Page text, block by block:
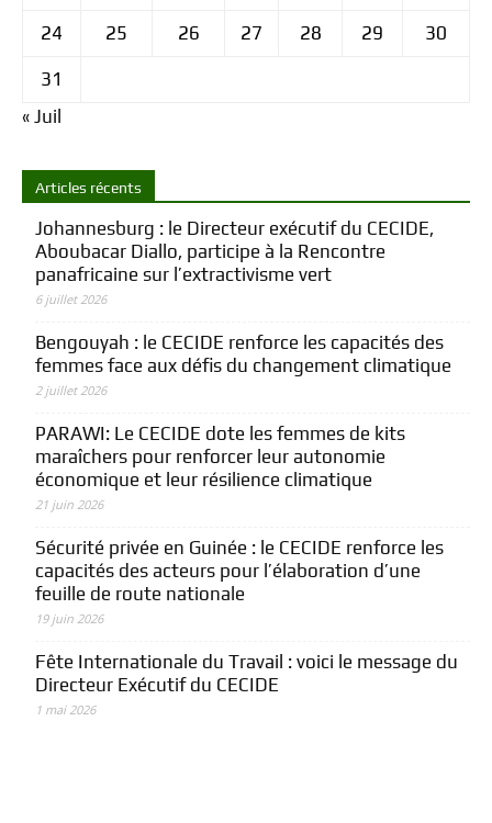
24 25 26 27 28 29 30
31
« Juil
Articles récents
Johannesburg : le Directeur exécutif du CECIDE,
Aboubacar Diallo, participe à la Rencontre
panafricaine sur l’extractivisme vert
6 juillet 2026
Bengouyah : le CECIDE renforce les capacités des
femmes face aux défis du changement climatique
2 juillet 2026
PARAWI: Le CECIDE dote les femmes de kits
maraîchers pour renforcer leur autonomie
économique et leur résilience climatique
21 juin 2026
Sécurité privée en Guinée : le CECIDE renforce les
capacités des acteurs pour l’élaboration d’une
feuille de route nationale
19 juin 2026
Fête Internationale du Travail : voici le message du
Directeur Exécutif du CECIDE
1 mai 2026